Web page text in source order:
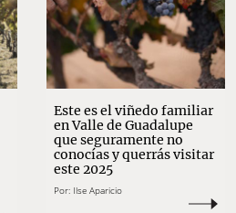
Este es el viñedo familiar
en Valle de Guadalupe
que seguramente no
conocías y querrás visitar
este 2025
Por: Ilse Aparicio